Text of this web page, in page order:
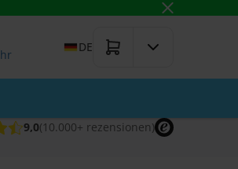
DE
9,0(10.000+ rezensionen)